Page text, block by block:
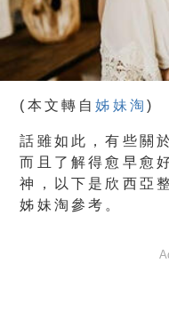
(本文轉自姊妹淘)
話雖如此，有些關
而且了解得愈早愈
神，以下是欣西亞
姊妹淘參考。